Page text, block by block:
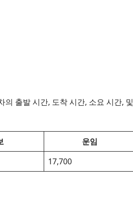
출발 시간, 도착 시간, 소요 시간, 및
운임
17,700